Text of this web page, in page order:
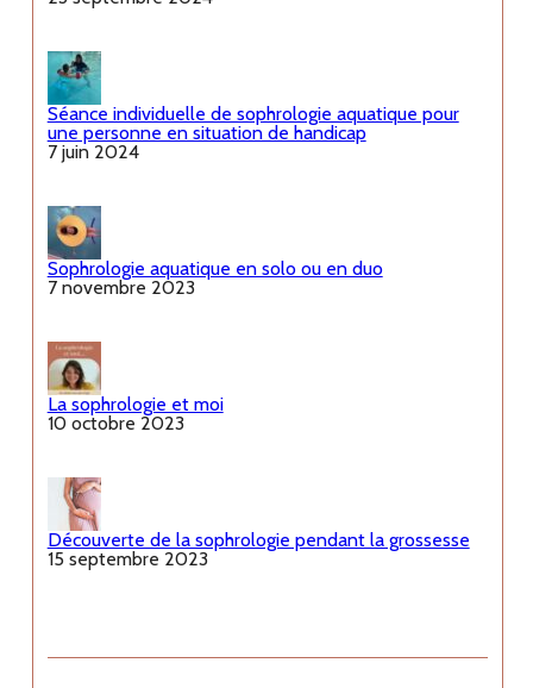
Séance individuelle de sophrologie aquatique pour
une personne en situation de handicap
7 juin 2024
Sophrologie aquatique en solo ou en duo
7 novembre 2023
La sophrologie et moi
10 octobre 2023
Découverte de la sophrologie pendant la grossesse
15 septembre 2023